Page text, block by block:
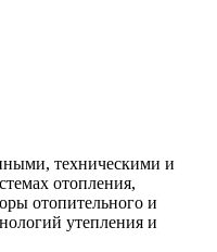
техническими и
отопления,
отопительного и
утепления и